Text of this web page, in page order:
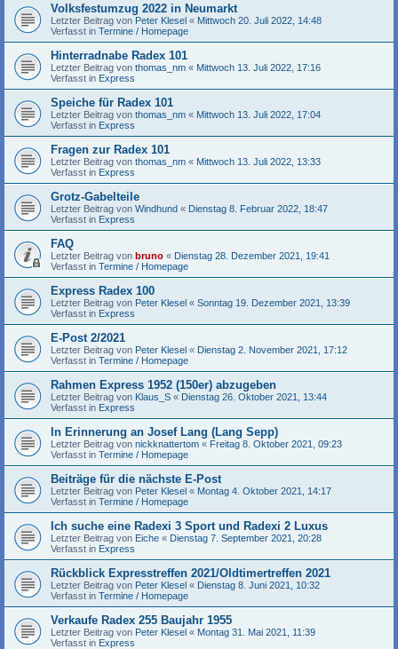
Volksfestumzug 2022 in Neumarkt
Letzter Beitrag von Peter Klesel « Mittwoch 20. Juli 2022, 14:48
Verfasst in Termine / Homepage
Hinterradnabe Radex 101
Letzter Beitrag von thomas_nm « Mittwoch 13. Juli 2022, 17:16
Verfasst in Express
Speiche für Radex 101
Letzter Beitrag von thomas_nm « Mittwoch 13. Juli 2022, 17:04
Verfasst in Express
Fragen zur Radex 101
Letzter Beitrag von thomas_nm « Mittwoch 13. Juli 2022, 13:33
Verfasst in Express
Grotz-Gabelteile
Letzter Beitrag von Windhund « Dienstag 8. Februar 2022, 18:47
Verfasst in Express
FAQ
Letzter Beitrag von bruno « Dienstag 28. Dezember 2021, 19:41
Verfasst in Termine / Homepage
Express Radex 100
Letzter Beitrag von Peter Klesel « Sonntag 19. Dezember 2021, 13:39
Verfasst in Express
E-Post 2/2021
Letzter Beitrag von Peter Klesel « Dienstag 2. November 2021, 17:12
Verfasst in Termine / Homepage
Rahmen Express 1952 (150er) abzugeben
Letzter Beitrag von Klaus_S « Dienstag 26. Oktober 2021, 13:44
Verfasst in Express
In Erinnerung an Josef Lang (Lang Sepp)
Letzter Beitrag von nickknattertom « Freitag 8. Oktober 2021, 09:23
Verfasst in Termine / Homepage
Beiträge für die nächste E-Post
Letzter Beitrag von Peter Klesel « Montag 4. Oktober 2021, 14:17
Verfasst in Termine / Homepage
Ich suche eine Radexi 3 Sport und Radexi 2 Luxus
Letzter Beitrag von Eiche « Dienstag 7. September 2021, 20:28
Verfasst in Express
Rückblick Expresstreffen 2021/Oldtimertreffen 2021
Letzter Beitrag von Peter Klesel « Dienstag 8. Juni 2021, 10:32
Verfasst in Termine / Homepage
Verkaufe Radex 255 Baujahr 1955
Letzter Beitrag von Peter Klesel « Montag 31. Mai 2021, 11:39
Verfasst in Express